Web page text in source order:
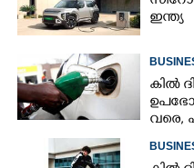
ഇന്ത്യ
കില്‍
വരെ,